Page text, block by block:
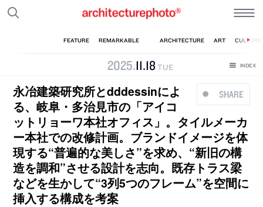
2025.11.18 TUE
SHARE
永冶建築研究所とdddessinによ
る、岐阜・多治見市の「アイコ
ットリョーワ本社オフィス」。タイルメーカ
ー本社での改修計画。ブランドイメージを体
現する“普遍的な美しさ”を求め、“新旧の構
造を調和”させる設計を志向。既存トラス梁
などを生かして“3列5つのフレーム”を空間に
挿入する構成を考案